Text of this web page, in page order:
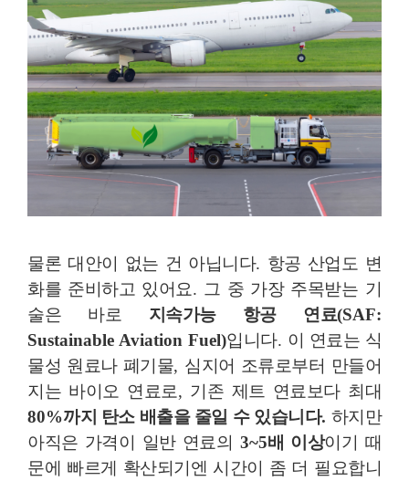
물론 대안이 없는 건 아닙니다. 항공 산업도 변
화를 준비하고 있어요. 그 중 가장 주목받는 기
술은 바로 지속가능 항공 연료(SAF:
Sustainable Aviation Fuel)입니다. 이 연료는 식
물성 원료나 폐기물, 심지어 조류로부터 만들어
지는 바이오 연료로, 기존 제트 연료보다 최대
80%까지 탄소 배출을 줄일 수 있습니다. 하지만
아직은 가격이 일반 연료의 3~5배 이상이기 때
문에 빠르게 확산되기엔 시간이 좀 더 필요합니